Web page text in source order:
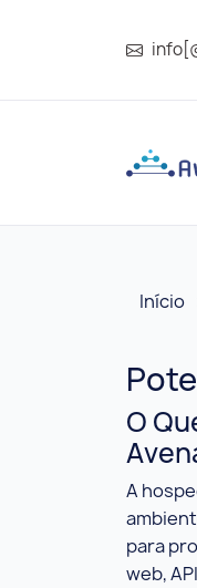
Início
O
A
para
web,